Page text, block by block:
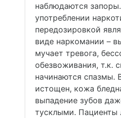
наблюдаются
употреблении
передозировкой
виде наркомании –
мучает тревога,
обезвоживания, т.к.
начинаются спазмы.
истощен, кожа
выпадение зубов
тусклыми. Пациенты